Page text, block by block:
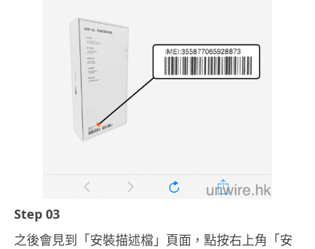
Step 03
之後會見到「安裝描述檔」頁面，點按右上角「安